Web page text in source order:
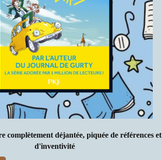
complètement déjantée, piquée de références et
d'inventivité